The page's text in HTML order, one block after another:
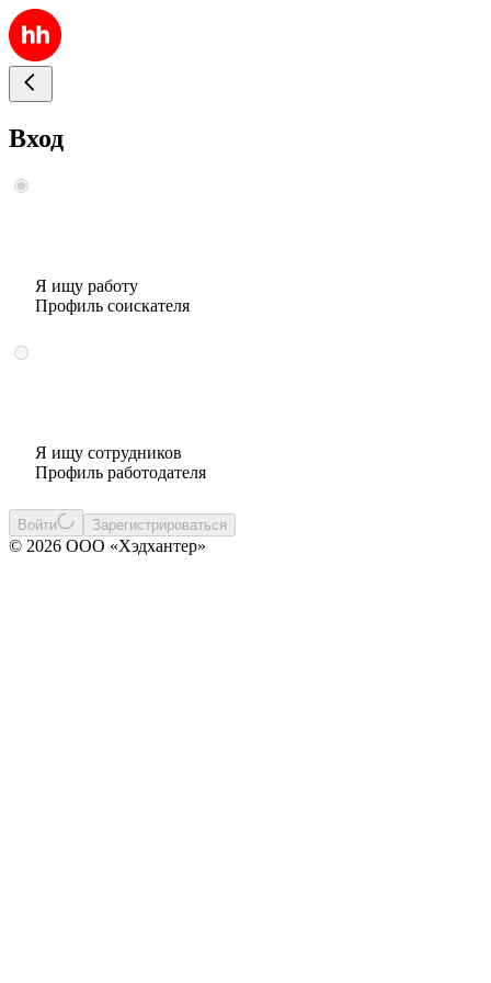
Вход
Я ищу работу
Профиль соискателя
Я ищу сотрудников
Профиль работодателя
Войти Зарегистрироваться
© 2026 ООО «Хэдхантер»